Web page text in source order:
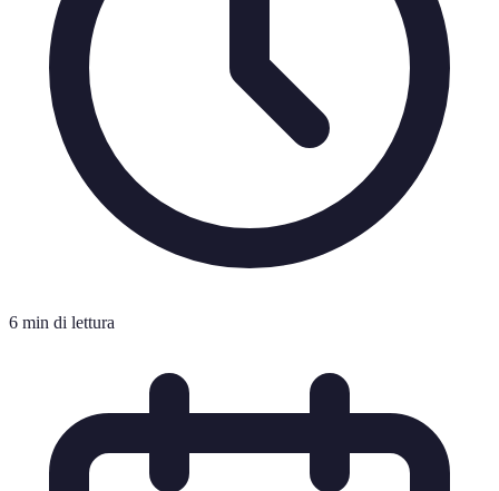
6 min di lettura